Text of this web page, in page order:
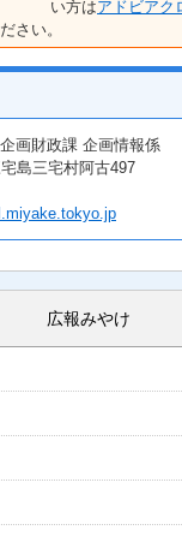
い方はアドビアク
さい。
画財政課 企画情報係
島三宅村阿古497
広報みやけ